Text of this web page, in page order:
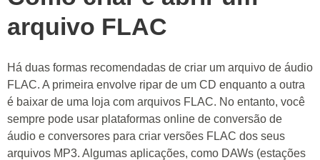
arquivo FLAC
Há duas formas recomendadas de criar um arquivo de áudio
FLAC. A primeira envolve ripar de um CD enquanto a outra
é baixar de uma loja com arquivos FLAC. No entanto, você
sempre pode usar plataformas online de conversão de
áudio e conversores para criar versões FLAC dos seus
arquivos MP3. Algumas aplicações, como DAWs (estações